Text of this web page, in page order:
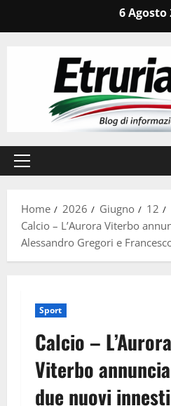
6 Agosto
Menu
Home
2026 Giugno
12
Calcio – L’Aurora Viterbo
Alessandro Gregori e
Sport
Calcio – L’Aurora
Viterbo annuncia
due nuovi